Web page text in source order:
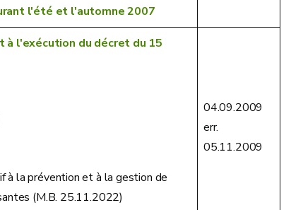
l'été et l'automne 2007
à l'exécution du décret du 15
la prévention et à la gestion de
(M.B. 25.11.2022)
04.09.2009
err.
05.11.2009